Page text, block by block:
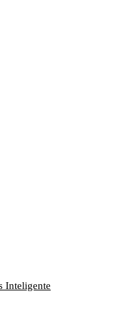
Inteligente